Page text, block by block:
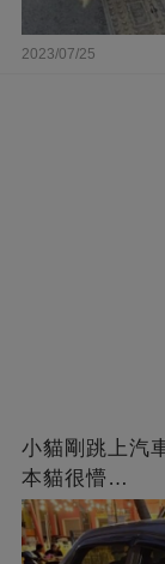
2023/07/25
小貓剛跳上汽
本貓很懵…